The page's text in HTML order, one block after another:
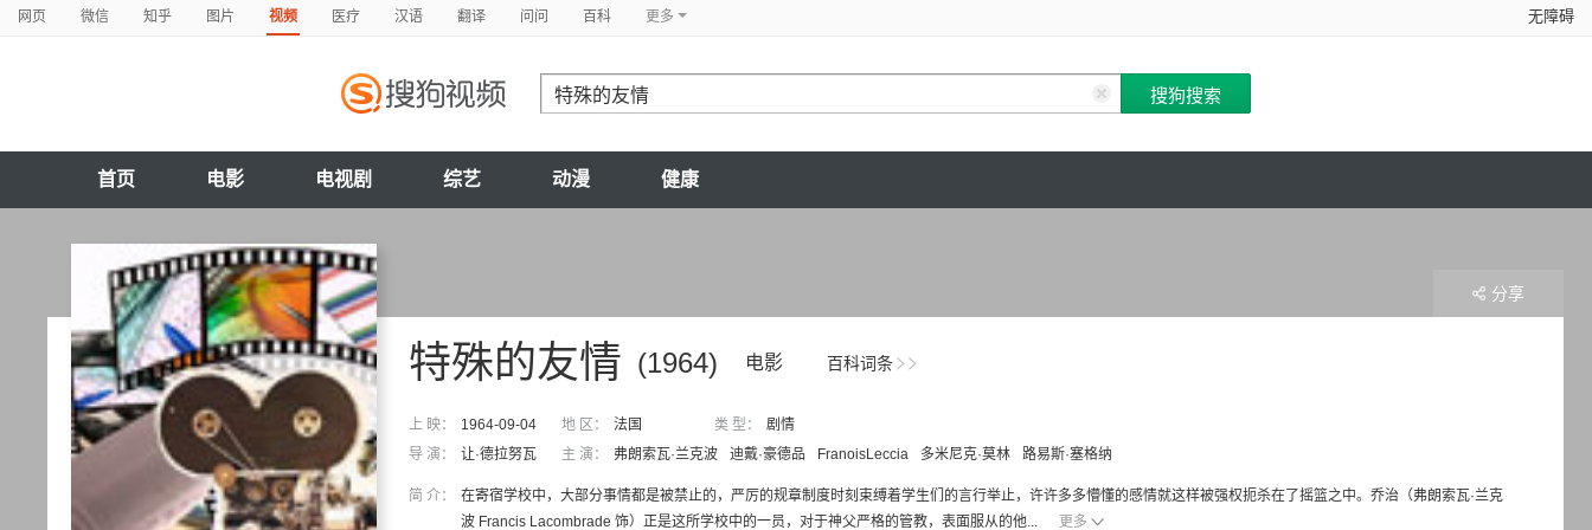
网页 微信 知乎 图片 视频 医疗 汉语 翻译 问问 百科 更多 无障碍
首页 电影 电视剧 综艺 动漫 健康
百科词条
(1964) 电影
特殊的友情
上 映： 1964-09-04 地 区： 法国 类 型：
剧情
导 演：
让·德拉努瓦 主 演： 弗朗索瓦·兰克波 迪戴·豪德品 FranoisLeccia 多米尼克·莫林 路易斯·塞格纳
简 介：
在寄宿学校中，大部分事情都是被禁止的，严厉的规章制度时刻束缚着学生们的言行举止，许许多多懵懂的感情就这样被强权扼杀在了摇篮之中。乔治（弗朗索瓦·兰克
波 Francis Lacombrade 饰）正是这所学校中的一员，对于神父严格的管教，表面服从的他...
更多
分享